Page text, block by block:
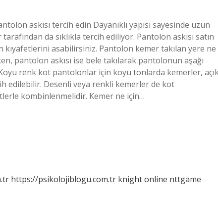
askısı tercih edin Dayanıklı yapısı sayesinde uzun
da sıklıkla tercih ediliyor. Pantolon askısı satın
kıyafetlerini asabilirsiniz. Pantolon kemer takılan yere ne
pantolon askısı ise bele takılarak pantolonun aşağı
renk kot pantolonlar için koyu tonlarda kemerler,
edilebilir. Desenli veya renkli kemerler de kot
kombinlenmelidir. Kemer ne için…
https://psikolojiblogu.com.tr knight online nttgame